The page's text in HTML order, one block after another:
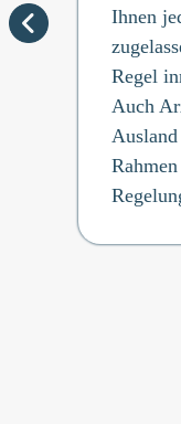
Ihnen
Regel
Auch